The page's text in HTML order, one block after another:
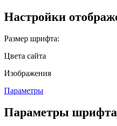
Настройки
Размер шрифта:
Цвета сайта
Изображения
Параметры
Параметры